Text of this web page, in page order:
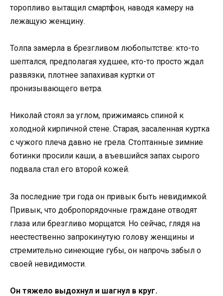
торопливо вытащил смартфон, наводя камеру на
лежащую женщину.
Толпа замерла в брезгливом любопытстве: кто-то
шептался, предполагая худшее, кто-то просто ждал
развязки, плотнее запахивая куртки от
пронизывающего ветра.
Николай стоял за углом, прижимаясь спиной к
холодной кирпичной стене. Старая, засаленная куртка
с чужого плеча давно не грела. Стоптанные зимние
ботинки просили каши, а въевшийся запах сырого
подвала стал его второй кожей.
За последние три года он привык быть невидимкой.
Привык, что добропорядочные граждане отводят
глаза или брезгливо морщатся. Но сейчас, глядя на
неестественно запрокинутую голову женщины и
стремительно синеющие губы, он напрочь забыл о
своей невидимости.
Он тяжело выдохнул и шагнул в круг.